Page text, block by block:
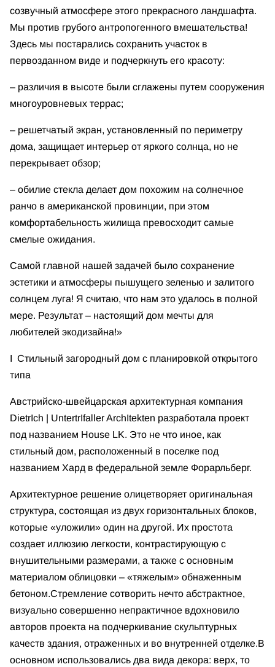
созвучный атмосфере этого прекрасного ландшафта.
Мы против грубого антропогенного вмешательства!
Здесь мы постарались сохранить участок в
первозданном виде и подчеркнуть его красоту:
– различия в высоте были сглажены путем сооружения
многоуровневых террас;
– решетчатый экран, установленный по периметру
дома, защищает интерьер от яркого солнца, но не
перекрывает обзор;
– обилие стекла делает дом похожим на солнечное
ранчо в американской провинции, при этом
комфортабельность жилища превосходит самые
смелые ожидания.
Самой главной нашей задачей было сохранение
эстетики и атмосферы пышущего зеленью и залитого
солнцем луга! Я считаю, что нам это удалось в полной
мере. Результат – настоящий дом мечты для
любителей экодизайна!»
І Стильный загородный дом с планировкой открытого
типа
Австрийско-швейцарская архитектурная компания
DietrIch | UntertrIfaller ArchItekten разработала проект
под названием House LK. Это не что иное, как
стильный дом, расположенный в поселке под
названием Хард в федеральной земле Форарльберг.
Архитектурное решение олицетворяет оригинальная
структура, состоящая из двух горизонтальных блоков,
которые «уложили» один на другой. Их простота
создает иллюзию легкости, контрастирующую с
внушительными размерами, а также с основным
материалом облицовки – «тяжелым» обнаженным
бетоном.Стремление сотворить нечто абстрактное,
визуально совершенно непрактичное вдохновило
авторов проекта на подчеркивание скульптурных
качеств здания, отраженных и во внутренней отделке.В
основном использовались два вида декора: верх, то